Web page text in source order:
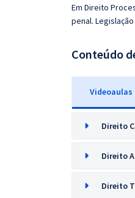
Em Direito
penal.
Conteúdo
Videoaulas
Direito
Direito
Direito